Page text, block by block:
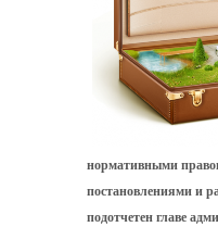
нормативными
постановлениями и
подотчетен главе